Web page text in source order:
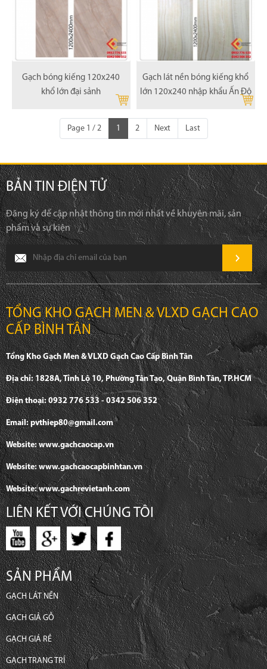
Gạch bóng kiếng 120x240
khổ lớn đại sảnh
Gạch lát nền bóng kiếng khổ
lớn 120x240 nhập khẩu Ấn Độ
Page 1 / 2 1 2 Next Last
BẢN TIN ĐIỆN TỬ
Đăng ký để cập nhật thông tin mới nhất về khuyên mãi, sản
phẩm và sự kiện
TỔNG KHO GẠCH MEN & VLXD GẠCH CAO
CẤP BÌNH TÂN
Tổng Kho Gạch Men & VLXD Gạch Cao Cấp Bình Tân
Địa chỉ: 1828A, Tỉnh Lộ 10, Phường Tân Tạo, Quận Bình Tân, TP.HCM
Điện thoại: 0932 776 533 - 0342 506 352
Email: pvthiep80@gmail.com
Website: www.gachcaocap.vn
Website: www.gachcaocapbinhtan.vn
Website: www.gachrevietanh.com
LIÊN KẾT VỚI CHÚNG TÔI
SẢN PHẨM
GẠCH LÁT NỀN
GẠCH GIẢ GỖ
GẠCH GIÁ RẺ
GẠCH TRANG TRÍ